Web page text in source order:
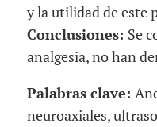
y la utilidad de este
Conclusiones: Se
analgesia, no han
Palabras clave:
neuroaxiales,